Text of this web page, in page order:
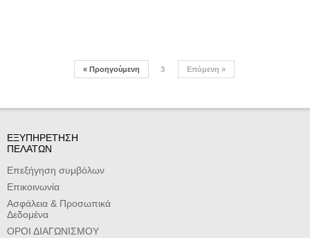
« Προηγούμενη 3 Επόμενη »
ΕΞΥΠΗΡΕΤΗΣΗ
ΠΕΛΑΤΩΝ
Επεξήγηση συμβόλων
Επικοινωνία
Ασφάλεια & Προσωπικά
Δεδομένα
ΟΡΟΙ ΔΙΑΓΩΝΙΣΜΟΥ